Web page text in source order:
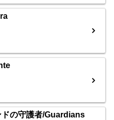
ドの守護者/Guardians